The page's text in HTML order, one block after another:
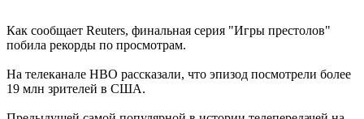
Как сообщает Reuters, финальная серия "Игры престолов"
побила рекорды по просмотрам.
На телеканале HBO рассказали, что эпизод посмотрели более
19 млн зрителей в США.